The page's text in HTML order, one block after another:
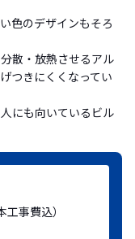
色のデザインもそろ
散・放熱させるアル
つきにくくなってい
にも向いているビル
事費込）